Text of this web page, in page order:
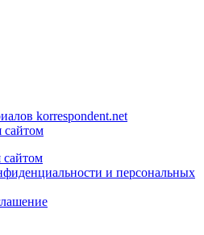
korrespondent.net
сайтом
сайтом
и персональных